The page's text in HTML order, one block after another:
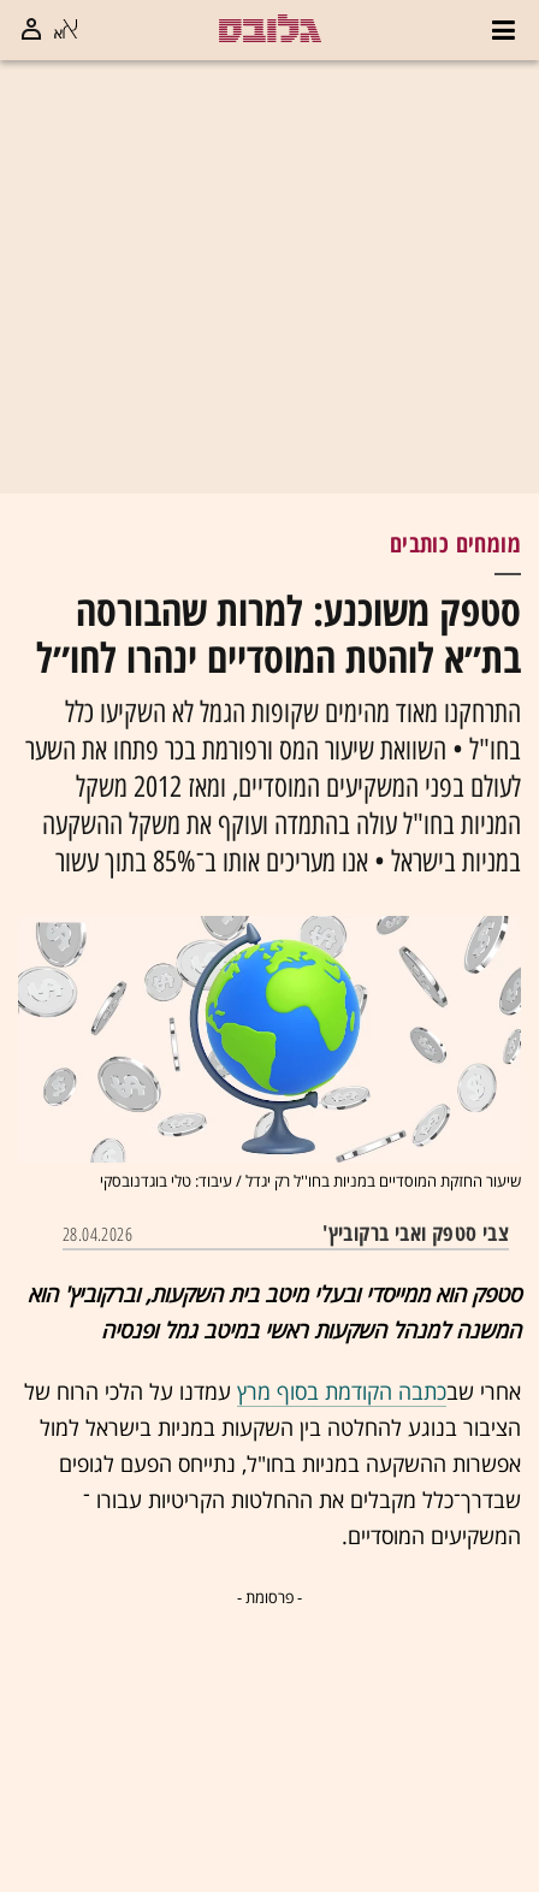
מומחים כותבים
סטפק משוכנע: למרות שהבורסה
בת״א לוהטת המוסדיים ינהרו לחו״ל
התרחקנו מאוד מהימים שקופות הגמל לא השקיעו כלל
בחו"ל • השוואת שיעור המס ורפורמת בכר פתחו את השער
לעולם בפני המשקיעים המוסדיים, ומאז 2012 משקל
המניות בחו"ל עולה בהתמדה ועוקף את משקל ההשקעה
במניות בישראל • אנו מעריכים אותו ב־85% בתוך עשור
שיעור החזקת המוסדיים במניות בחו''ל רק יגדל / עיבוד: טלי בוגדנובסקי
צבי סטפק ואבי ברקוביץ' 28.04.2026
סטפק הוא ממייסדי ובעלי מיטב בית השקעות, וברקוביץ' הוא
המשנה למנהל השקעות ראשי במיטב גמל ופנסיה
אחרי שבכתבה הקודמת בסוף מרץ עמדנו על הלכי הרוח של
הציבור בנוגע להחלטה בין השקעות במניות בישראל למול
אפשרות ההשקעה במניות בחו"ל, נתייחס הפעם לגופים
שבדרך־כלל מקבלים את ההחלטות הקריטיות עבורו ־
המשקיעים המוסדיים.
- פרסומת -